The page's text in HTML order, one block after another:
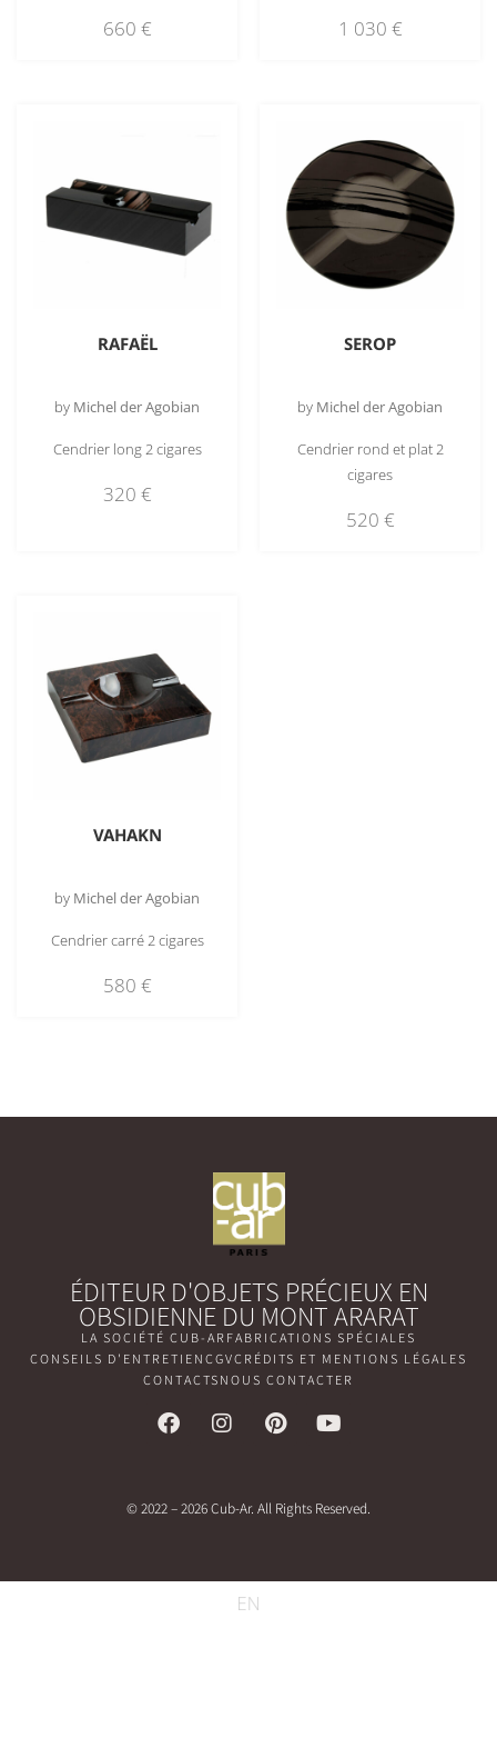
660 € 1 030 €
RAFAËL
by Michel der Agobian
Cendrier long 2 cigares
320 €
SEROP
by Michel der Agobian
Cendrier rond et plat 2
cigares
520 €
VAHAKN
by Michel der Agobian
Cendrier carré 2 cigares
580 €
ÉDITEUR D'OBJETS PRÉCIEUX EN
OBSIDIENNE DU MONT ARARAT
LA SOCIÉTÉ CUB-ARFABRICATIONS SPÉCIALES
CONSEILS D'ENTRETIENCGVCRÉDITS ET MENTIONS LÉGALES
CONTACTSNOUS CONTACTER
© 2022 – 2026 Cub-Ar. All Rights Reserved.